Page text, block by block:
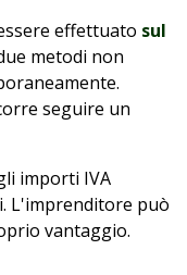
effettuato sul
metodi non
seguire un
importi IVA
L'imprenditore può
vantaggio.